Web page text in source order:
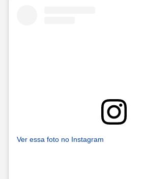
Ver essa foto no Instagram